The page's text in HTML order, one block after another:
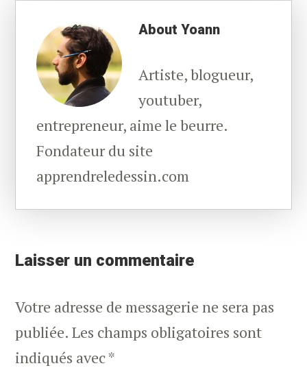
AboutYoann
Artiste, blogueur,
youtuber,
entrepreneur, aime le beurre.
Fondateur du site
apprendreledessin.com
Interactions
Laisser un commentaire
Votre adresse de messagerie ne sera pas
publiée. Les champs obligatoires sont
indiqués avec*